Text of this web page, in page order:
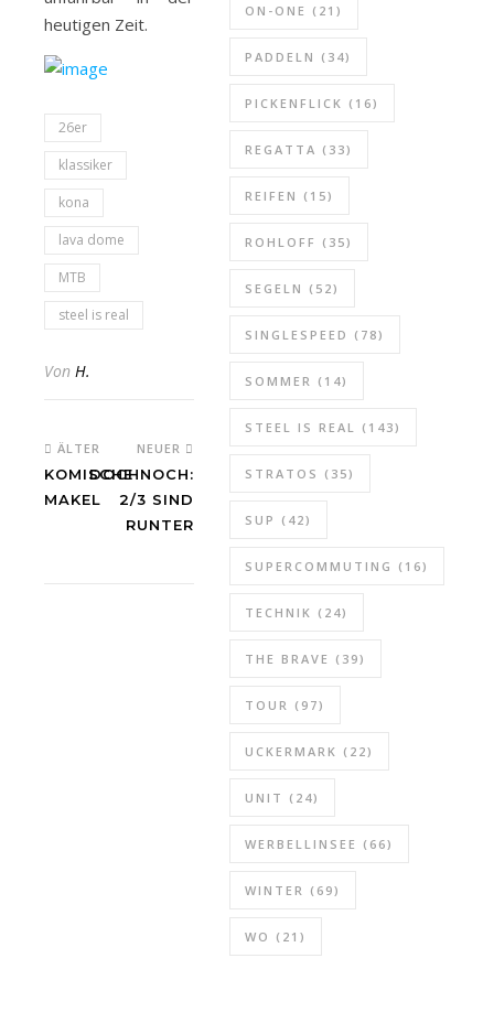
heutigen Zeit.
26er
klassiker
kona
lava dome
MTB
steel is real
Von H.
ÄLTER
KOMISCHE
MAKEL
NEUER
DOCHNOCH:
2/3 SIND
RUNTER
ON-ONE (21)
PADDELN (34)
PICKENFLICK (16)
REGATTA (33)
REIFEN (15)
ROHLOFF (35)
SEGELN (52)
SINGLESPEED (78)
SOMMER (14)
STEEL IS REAL (143)
STRATOS (35)
SUP (42)
SUPERCOMMUTING (16)
TECHNIK (24)
THE BRAVE (39)
TOUR (97)
UCKERMARK (22)
UNIT (24)
WERBELLINSEE (66)
WINTER (69)
WO (21)